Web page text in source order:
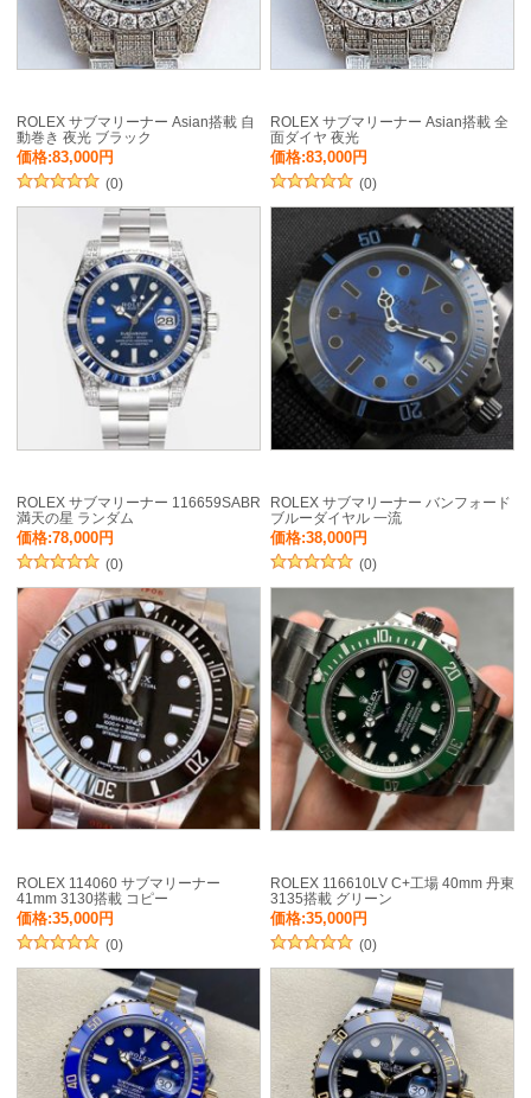
ROLEX サブマリーナー Asian搭載 自
動巻き 夜光 ブラック
価格:83,000円
(0)
ROLEX サブマリーナー Asian搭載 全
面ダイヤ 夜光
価格:83,000円
(0)
ROLEX サブマリーナー 116659SABR
満天の星 ランダム
価格:78,000円
(0)
ROLEX サブマリーナー バンフォード
ブルーダイヤル 一流
価格:38,000円
(0)
ROLEX 114060 サブマリーナー
41mm 3130搭載 コピー
価格:35,000円
(0)
ROLEX 116610LV C+工場 40mm 丹東
3135搭載 グリーン
価格:35,000円
(0)